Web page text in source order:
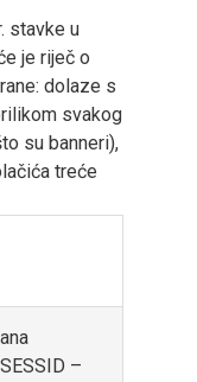
stavke u
je riječ o
dolaze s
svakog
su banneri),
treće
–